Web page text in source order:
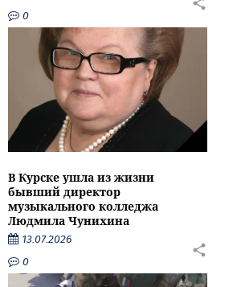
0
В Курске ушла из жизни
бывший директор
музыкального колледжа
Людмила Чунихина
13.07.2026
0